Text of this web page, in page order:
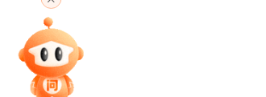
专家指导课